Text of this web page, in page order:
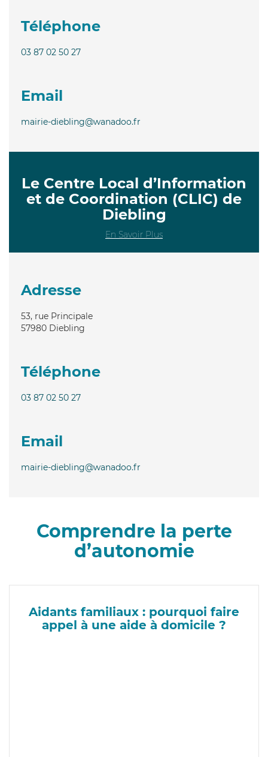
Téléphone
03 87 02 50 27
Email
mairie-diebling@wanadoo.fr
Le Centre Local d’Information
et de Coordination (CLIC) de
Diebling
En Savoir Plus
Adresse
53, rue Principale
57980 Diebling
Téléphone
03 87 02 50 27
Email
mairie-diebling@wanadoo.fr
Comprendre la perte
d’autonomie
Aidants familiaux : pourquoi faire
appel à une aide à domicile ?